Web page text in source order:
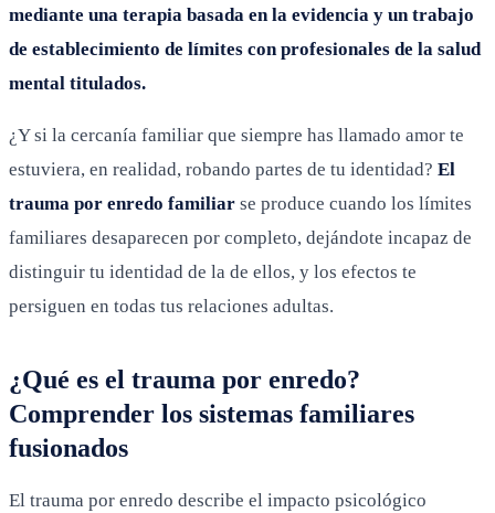
mediante una terapia basada en la evidencia y un trabajo
de establecimiento de límites con profesionales de la salud
mental titulados.
¿Y si la cercanía familiar que siempre has llamado amor te
estuviera, en realidad, robando partes de tu identidad? El
trauma por enredo familiar se produce cuando los límites
familiares desaparecen por completo, dejándote incapaz de
distinguir tu identidad de la de ellos, y los efectos te
persiguen en todas tus relaciones adultas.
¿Qué es el trauma por enredo?
Comprender los sistemas familiares
fusionados
El trauma por enredo describe el impacto psicológico